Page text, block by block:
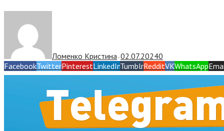
Ломенко Кристина—02.07.20240
FacebookTwitterPinterestLinkedInTumblrRedditVKWhatsApp